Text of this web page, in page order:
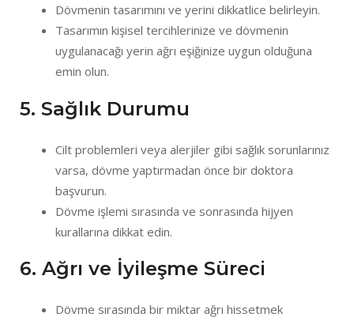
Dövmenin tasarımını ve yerini dikkatlice belirleyin.
Tasarımın kişisel tercihlerinize ve dövmenin
uygulanacağı yerin ağrı eşiğinize uygun olduğuna
emin olun.
5. Sağlık Durumu
Cilt problemleri veya alerjiler gibi sağlık sorunlarınız
varsa, dövme yaptırmadan önce bir doktora
başvurun.
Dövme işlemi sırasında ve sonrasında hijyen
kurallarına dikkat edin.
6. Ağrı ve İyileşme Süreci
Dövme sırasında bir miktar ağrı hissetmek